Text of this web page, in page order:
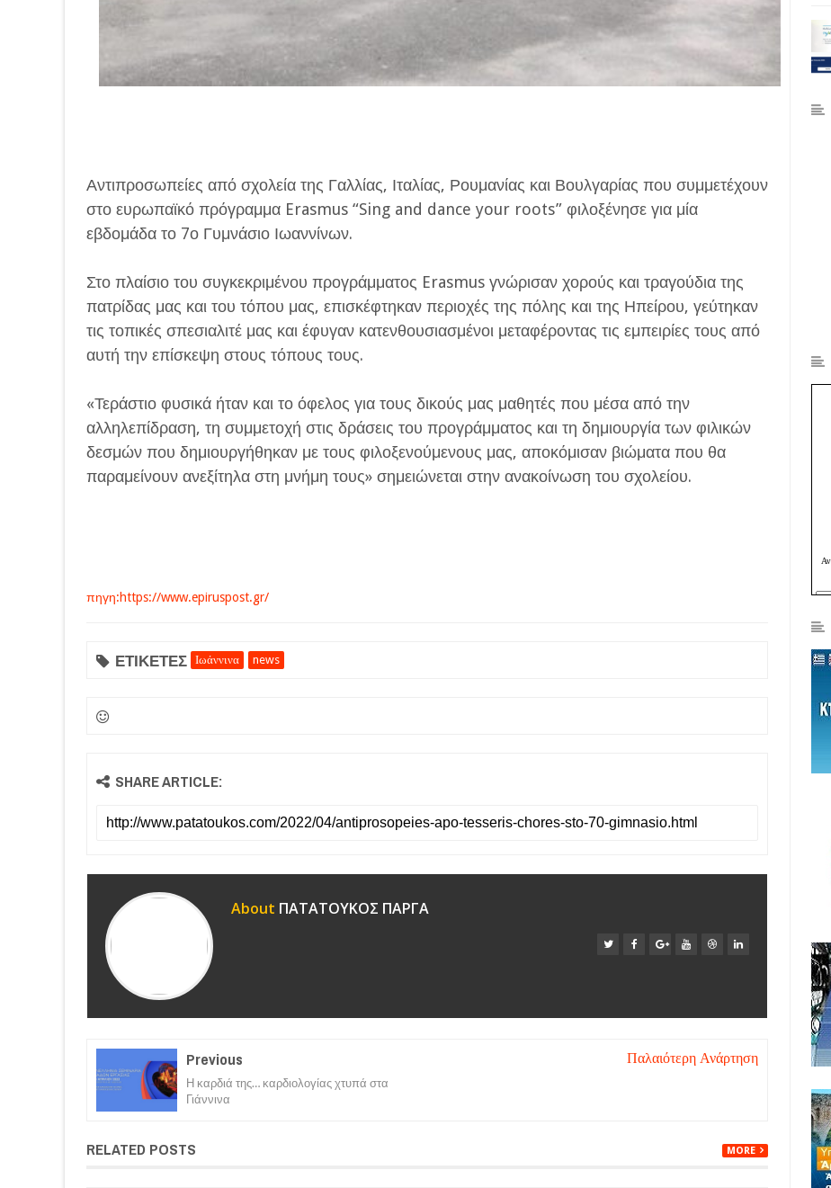
Αντιπροσωπείες από σχολεία της Γαλλίας, Ιταλίας, Ρουμανίας και Βουλγαρίας που συμμετέχουν
στο ευρωπαϊκό πρόγραμμα Erasmus “Sing and dance your roots” φιλοξένησε για μία
εβδομάδα το 7ο Γυμνάσιο Ιωαννίνων.
Στο πλαίσιο του συγκεκριμένου προγράμματος Erasmus γνώρισαν χορούς και τραγούδια της
πατρίδας μας και του τόπου μας, επισκέφτηκαν περιοχές της πόλης και της Ηπείρου, γεύτηκαν
τις τοπικές σπεσιαλιτέ μας και έφυγαν κατενθουσιασμένοι μεταφέροντας τις εμπειρίες τους από
αυτή την επίσκεψη στους τόπους τους.
«Τεράστιο φυσικά ήταν και το όφελος για τους δικούς μας μαθητές που μέσα από την
αλληλεπίδραση, τη συμμετοχή στις δράσεις του προγράμματος και τη δημιουργία των φιλικών
δεσμών που δημιουργήθηκαν με τους φιλοξενούμενους μας, αποκόμισαν βιώματα που θα
παραμείνουν ανεξίτηλα στη μνήμη τους» σημειώνεται στην ανακοίνωση του σχολείου.
πηγη:https://www.epiruspost.gr/
ΕΤΙΚΕΤΕΣ Ιωάννινα news
SHARE ARTICLE:
About ΠΑΤΑΤΟΥΚΟΣ ΠΑΡΓΑ
Previous
Η καρδιά της… καρδιολογίας χτυπά στα
Γιάννινα
Παλαιότερη Ανάρτηση
RELATED POSTS MORE